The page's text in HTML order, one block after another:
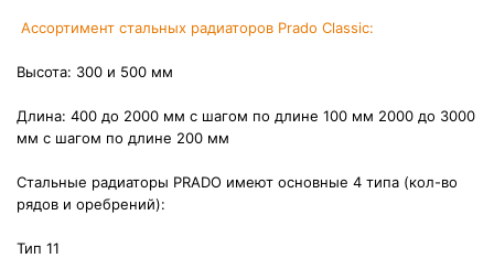
Ассортимент стальных радиаторов Prado Classic:
Высота: 300 и 500 мм
Длина: 400 до 2000 мм с шагом по длине 100 мм 2000 до 3000
мм с шагом по длине 200 мм
Стальные радиаторы PRADO имеют основные 4 типа (кол-во
рядов и оребрений):
Тип 11